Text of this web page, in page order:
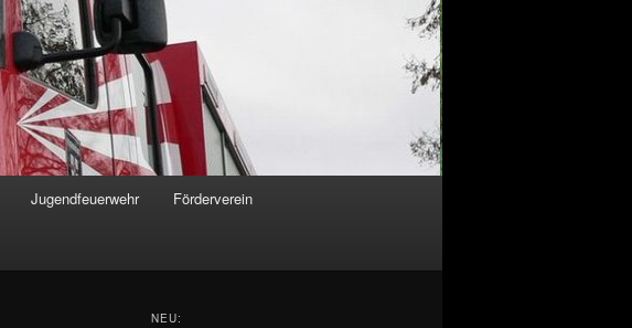
Jugendfeuerwehr Förderverein
NEU: